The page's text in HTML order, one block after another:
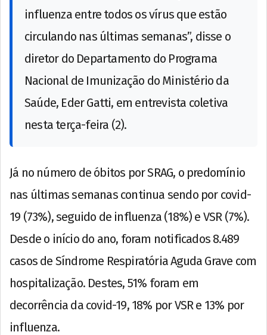
influenza entre todos os vírus que estão
circulando nas últimas semanas”, disse o
diretor do Departamento do Programa
Nacional de Imunização do Ministério da
Saúde, Eder Gatti, em entrevista coletiva
nesta terça-feira (2).
Já no número de óbitos por SRAG, o predomínio
nas últimas semanas continua sendo por covid-
19 (73%), seguido de influenza (18%) e VSR (7%).
Desde o início do ano, foram notificados 8.489
casos de Síndrome Respiratória Aguda Grave com
hospitalização. Destes, 51% foram em
decorrência da covid-19, 18% por VSR e 13% por
influenza.